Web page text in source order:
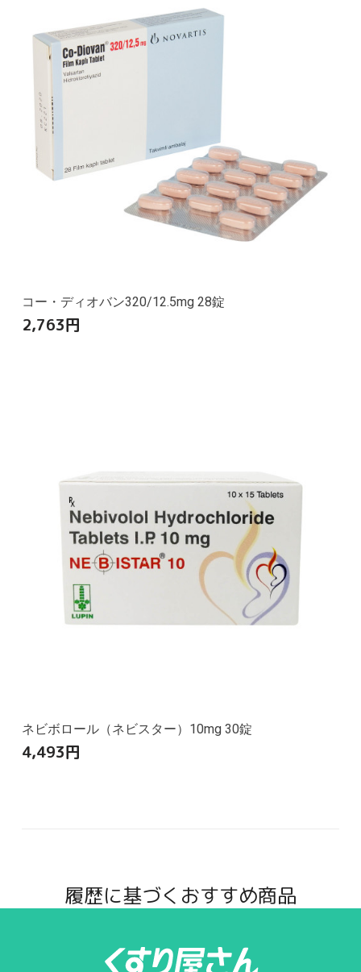
コー・ディオバン320/12.5mg 28錠
2,763円
ネビボロール（ネビスター）10mg 30錠
4,493円
履歴に基づくおすすめ商品